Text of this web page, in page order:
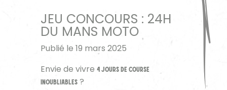
JEU CONCOURS : 24H
DU MANS MOTO
Publié le 19 mars 2025
Envie de vivre 4 jours de course
inoubliables ?